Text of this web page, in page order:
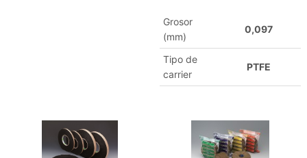
Grosor
(mm)
0,097
Tipo de
carrier
PTFE